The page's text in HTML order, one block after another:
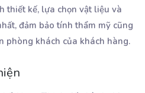
thiết kế, lựa chọn vật liệu và
đảm bảo tính thẩm mỹ cũng
phòng khách của khách hàng.